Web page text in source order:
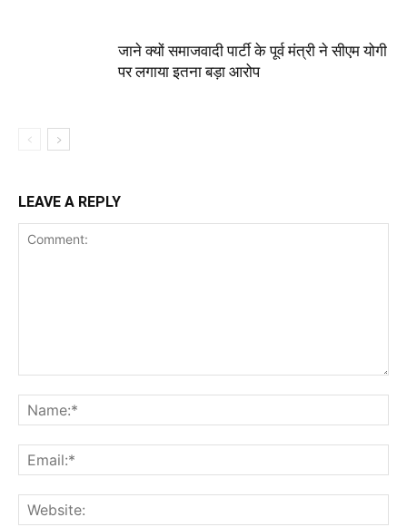
जाने क्यों समाजवादी पार्टी के पूर्व मंत्री ने सीएम योगी
पर लगाया इतना बड़ा आरोप
LEAVE A REPLY